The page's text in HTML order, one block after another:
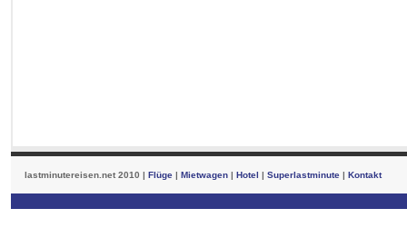
lastminutereisen.net 2010 | Flüge | Mietwagen | Hotel | Superlastminute | Kontakt